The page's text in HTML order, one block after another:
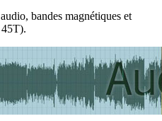
bandes magnétiques et